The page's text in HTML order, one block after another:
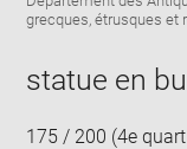
grecques, étrusques et
statue en
175 / 200 (4e